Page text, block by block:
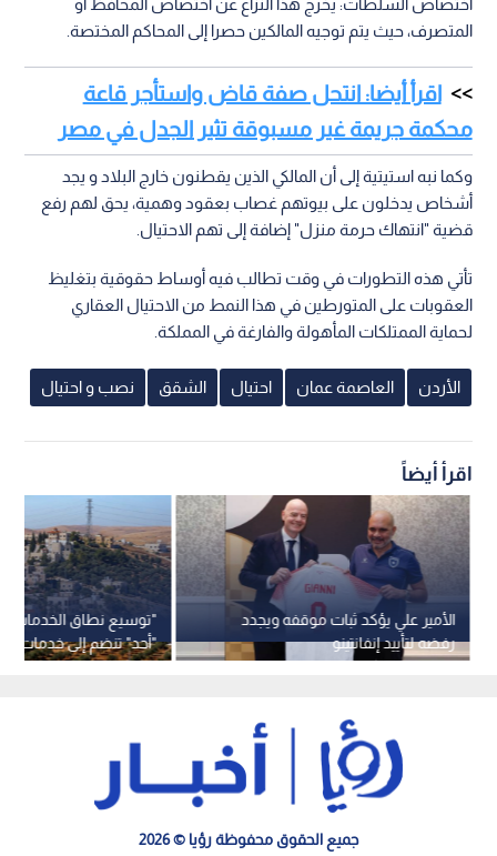
المتصرف، حيث يتم توجيه المالكين حصرا إلى المحاكم المختصة.
اقرأ أيضا: انتحل صفة قاض واستأجر قاعة
محكمة جريمة غير مسبوقة تثير الجدل في مصر
وكما نبه استيتية إلى أن المالكي الذين يقطنون خارج البلاد و يجد
أشخاص يدخلون على بيوتهم غصاب بعقود وهمية، يحق لهم رفع
قضية "انتهاك حرمة منزل" إضافة إلى تهم الاحتيال.
تأتي هذه التطورات في وقت تطالب فيه أوساط حقوقية بتغليظ
العقوبات على المتورطين في هذا النمط من الاحتيال العقاري
لحماية الممتلكات المأهولة والفارغة في المملكة.
الأردن العاصمة عمان احتيال الشقق نصب و احتيال
اقرأ أيضاً
"توسيع نطاق
"أحد" تنضم إلى خدمات
عمان"
الأمير علي يؤكد ثبات موقفه ويجدد
رفضه لتأييد إنفانتينو
جميع الحقوق محفوظة رؤيا © 2026